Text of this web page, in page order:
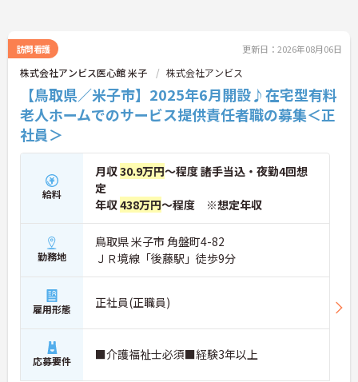
訪問看護 更新日：2026年08月06日
株式会社アンビス医心館 米子 株式会社アンビス
【鳥取県／米子市】2025年6月開設♪在宅型有料
老人ホームでのサービス提供責任者職の募集＜正
社員＞
給料
月収30.9万円～程度 諸手当込・夜勤4回想
定
年収438万円～程度 ※想定年収
勤務地
鳥取県 米子市 角盤町4-82
ＪＲ境線「後藤駅」徒歩9分
雇用形態 正社員(正職員)
応募要件 ■介護福祉士必須■経験3年以上